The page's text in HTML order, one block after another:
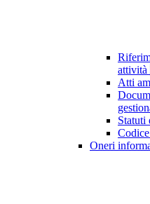
attività
Atti
Statuti
Oneri